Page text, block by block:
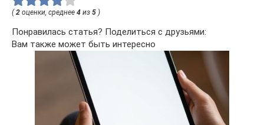
( 2 оценки, среднее 4 из 5 )
Понравилась статья? Поделиться с друзьями:
Вам также может быть интересно